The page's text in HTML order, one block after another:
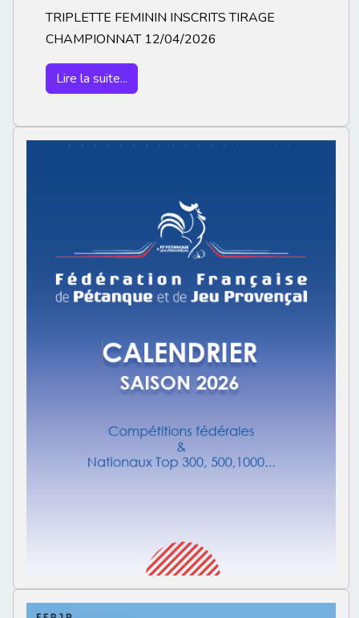
TRIPLETTE FEMININ INSCRITS TIRAGE
CHAMPIONNAT 12/04/2026
Lire la suite...